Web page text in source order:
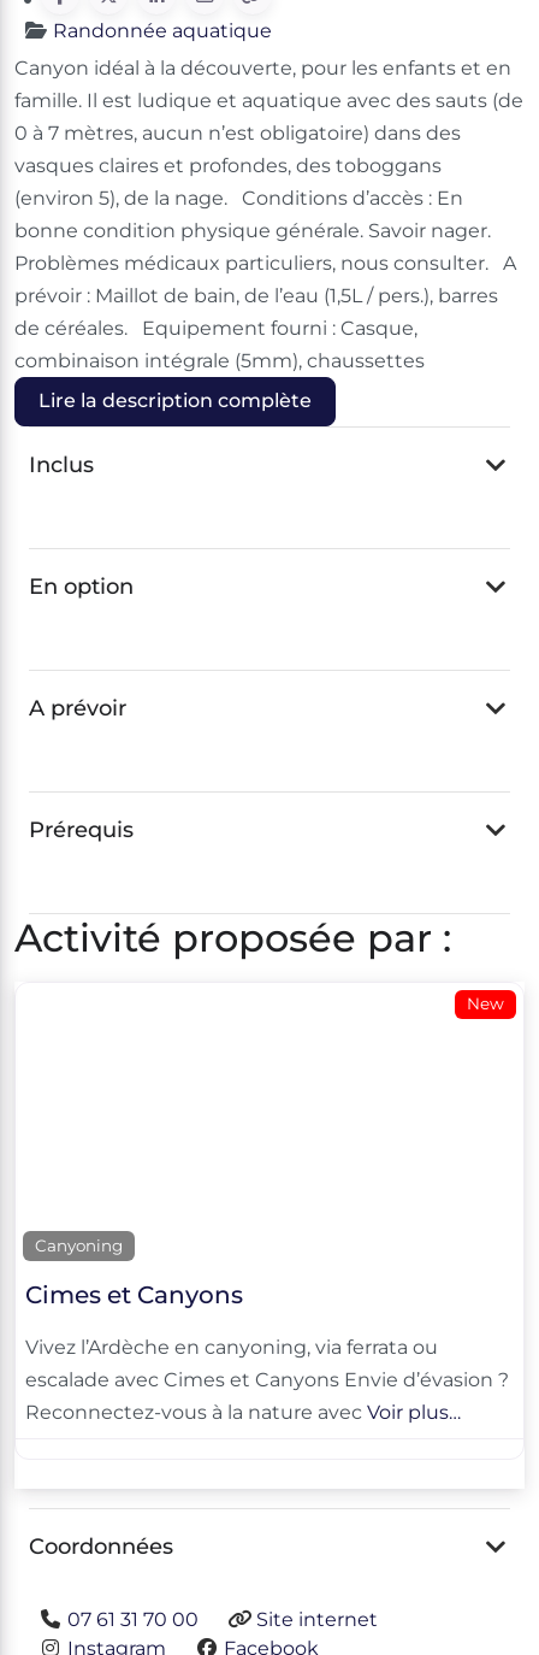
Randonnée aquatique
Canyon idéal à la découverte, pour les enfants et en
famille. Il est ludique et aquatique avec des sauts (de
0 à 7 mètres, aucun n’est obligatoire) dans des
vasques claires et profondes, des toboggans
(environ 5), de la nage. Conditions d’accès : En
bonne condition physique générale. Savoir nager.
Problèmes médicaux particuliers, nous consulter. A
prévoir : Maillot de bain, de l’eau (1,5L / pers.), barres
de céréales. Equipement fourni : Casque,
combinaison intégrale (5mm), chaussettes
Lire la description complète
Inclus
En option
A prévoir
Prérequis
Activité proposée par :
New
Canyoning
Cimes et Canyons
Vivez l’Ardèche en canyoning, via ferrata ou
escalade avec Cimes et Canyons Envie d’évasion ?
Reconnectez-vous à la nature avec Voir plus…
Coordonnées
07 61 31 70 00
Site internet
Instagram
Facebook